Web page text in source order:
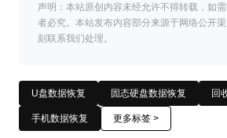
声明：本站原创内容未经允许不得转载，如
者必究。本站发布内容部分来源于网络公开
刻联系我们处理。
U盘数据恢复 固态硬盘数据恢复 回
手机数据恢复 更多标签 >